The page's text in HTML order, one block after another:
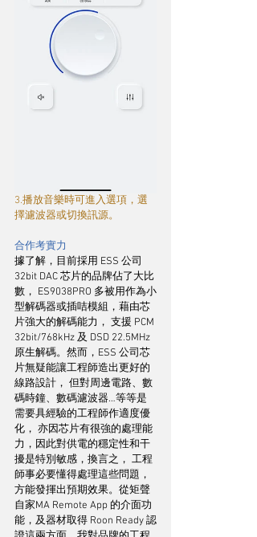
3.播放音樂時可進入選項，選
擇濾波器或切換訊源。
合作考實力
據了解，目前採用 ESS 公司
32bit DAC 芯片的品牌佔了大比
數， ES9038PRO 多被用作為小
型解碼器或插咭模組，藉由芯
片強大的解碼能力， 支援 PCM
32bit/768kHz 及 DSD 22.5MHz
原生解碼。然而，ESS 公司芯
片無疑能讓工程師造出更好的
線路設計， 但對周邊電路、數
碼時鐘、數碼濾波器…等等是
需要具經驗的工程師作適度優
化， 亦因芯片有很強的處理能
力，因此對供電的穩定性和干
擾是特別敏感，換言之， 工程
師事必要懂得處理這些問題，
方能發揮出預期效果。從矩聲
自家MA Remote App 的介面功
能，及器材取得 Roon Ready 認